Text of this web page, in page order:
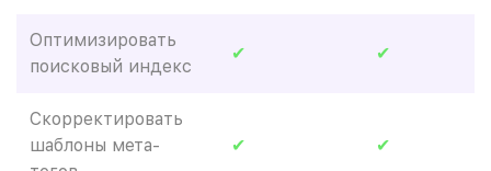
Оптимизировать
поисковый индекс
✔ ✔
Скорректировать
шаблоны мета-
✔ ✔